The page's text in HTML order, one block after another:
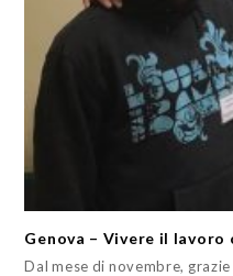
Genova – Vivere il lavoro
Dal mese di novembre,